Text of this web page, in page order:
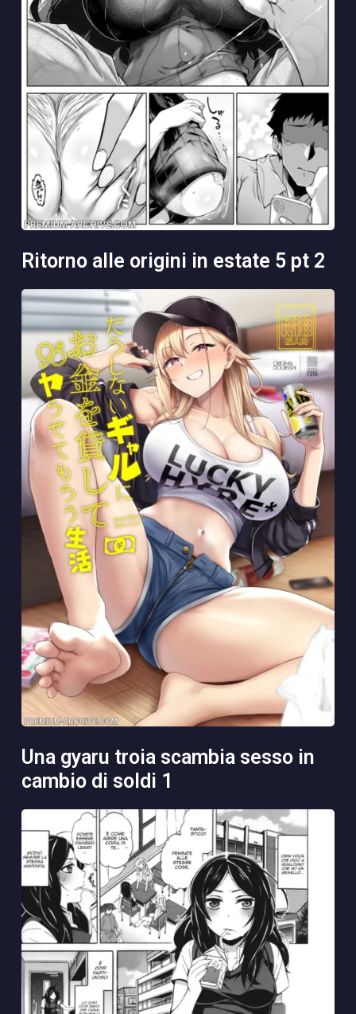
ritorno alle origini in estate 5 pt 2
una gyaru troia scambia sesso in
cambio di soldi 1